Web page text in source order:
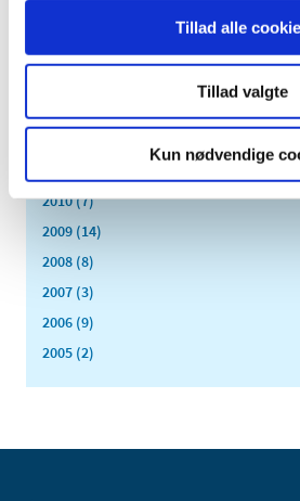
Tillad alle
Tillad valgte
Kun nødvendige
2010 (7)
2009 (14)
2008 (8)
2007 (3)
2006 (9)
2005 (2)